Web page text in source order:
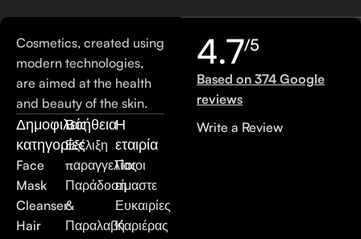
Cosmetics, created using
modern technologies,
are aimed at the health
and beauty of the skin.
Δημοφιλείς
κατηγορίες
Face
Mask
Cleanser
Hair
Βοήθεια
Εξέλιξη
παραγγελίας
Παράδοση
&
Παραλαβή
Η
εταιρία
Ποιοι
είμαστε
Ευκαιρίες
Καριέρας
4.7/5
Based on 374 Google
reviews
Write a Review